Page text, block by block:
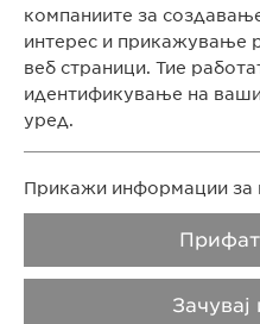
Скопје,
Заштита на лични
податоци
Времетраење
Име vuid
услуги
Vimeo
2 years
компаниите за
интерес и прикажување
веб страници. Тие
идентификување на
уред.
2
Прикажи информации за
Зачувај